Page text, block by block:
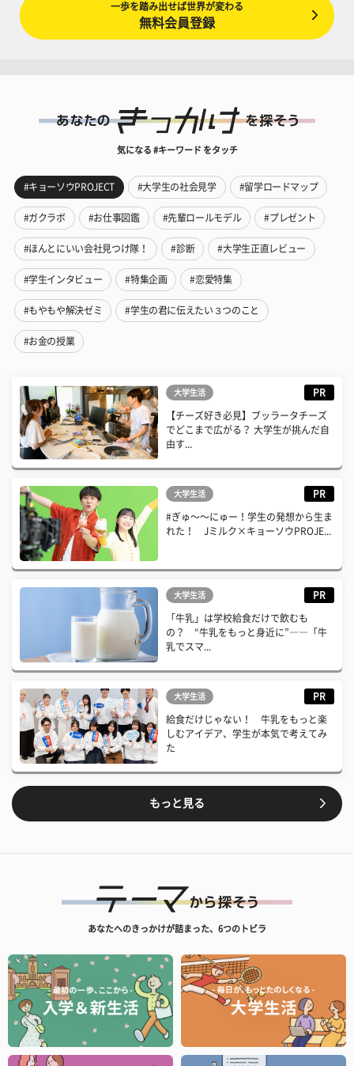
一歩を踏み出せば世界が変わる
無料会員登録
気になる #キーワード をタッチ
#キョーソウPROJECT #大学生の社会見学 #留学ロードマップ
#ガクラボ #お仕事図鑑 #先輩ロールモデル #プレゼント
#ほんとにいい会社見つけ隊！ #診断 #大学生正直レビュー
#学生インタビュー #特集企画 #恋愛特集
#もやもや解決ゼミ #学生の君に伝えたい３つのこと
#お金の授業
大学生活 PR
【チーズ好き必見】ブッラータチーズ
でどこまで広がる？ 大学生が挑んだ自
由す...
大学生活 PR
#ぎゅ〜〜にゅー！学生の発想から生ま
れた！ Jミルク×キョーソウPROJE...
大学生活 PR
「牛乳」は学校給食だけで飲むも
の？ “牛乳をもっと身近に”――「牛
乳でスマ...
大学生活 PR
給食だけじゃない！ 牛乳をもっと楽
しむアイデア、学生が本気で考えてみ
た
もっと見る
あなたへのきっかけが詰まった、6つのトビラ